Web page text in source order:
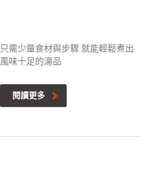
只需少量食材與步驟 就能輕鬆煮出
風味十足的湯品
閱讀更多